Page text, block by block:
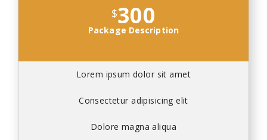
$300
Package Description
Lorem ipsum dolor sit amet
Consectetur adipisicing elit
Dolore magna aliqua